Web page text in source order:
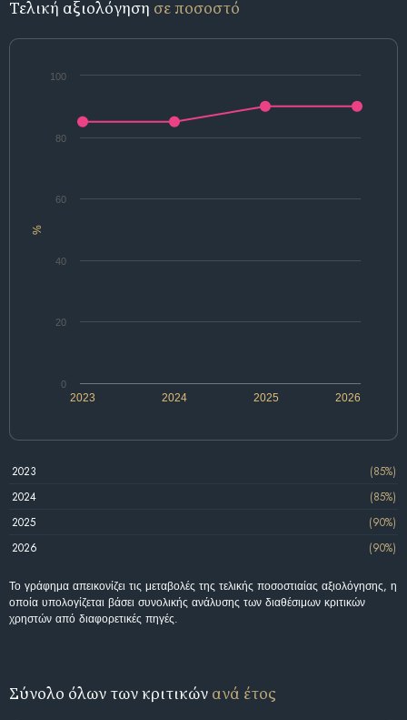
Τελική αξιολόγηση σε ποσοστό
%
2024 2026
2023 2025
0
20
40
60
80
100
2023
(85%)
2024
(85%)
2025
(90%)
2026
(90%)
Το γράφημα απεικονίζει τις μεταβολές της τελικής ποσοστιαίας αξιολόγησης, η
οποία υπολογίζεται βάσει συνολικής ανάλυσης των διαθέσιμων κριτικών
χρηστών από διαφορετικές πηγές.
Σύνολο όλων των κριτικών ανά έτος